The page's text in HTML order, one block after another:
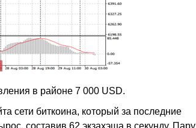
в районе 7 000 USD.
сети биткоина, который за последние
составив 62 экзахэша в секунду. Пару